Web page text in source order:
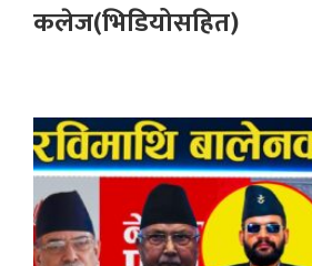
कलेज(भिडियोसहित)